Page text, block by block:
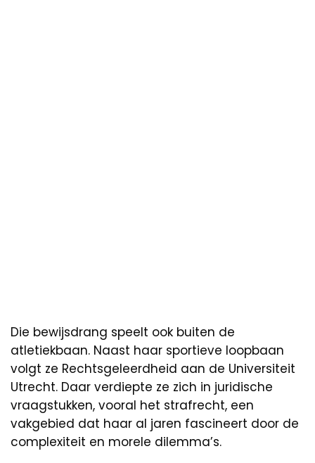
Die bewijsdrang speelt ook buiten de
atletiekbaan. Naast haar sportieve loopbaan
volgt ze Rechtsgeleerdheid aan de Universiteit
Utrecht. Daar verdiepte ze zich in juridische
vraagstukken, vooral het strafrecht, een
vakgebied dat haar al jaren fascineert door de
complexiteit en morele dilemma’s.